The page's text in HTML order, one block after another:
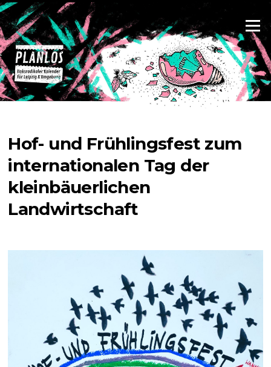
Zum
Inhalt
springen
Menü
Hof- und Frühlingsfest zum
internationalen Tag der
kleinbäuerlichen
Landwirtschaft